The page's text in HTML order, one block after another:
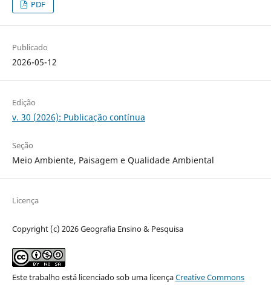
PDF
Publicado
2026-05-12
Edição
v. 30 (2026): Publicação contínua
Seção
Meio Ambiente, Paisagem e Qualidade Ambiental
Licença
Copyright (c) 2026 Geografia Ensino & Pesquisa
Este trabalho está licenciado sob uma licençaCreative Commons